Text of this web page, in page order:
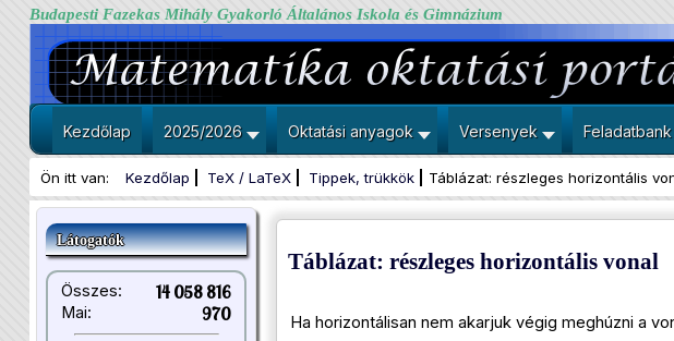
Budapesti Fazekas Mihály Gyakorló Általános Iskola és Gimnázium
Kezdőlap 2025/2026 Oktatási anyagok Versenyek Feladatbank
Ön itt van: Kezdőlap TeX / LaTeX Tippek, trükkök Táblázat: részleges horizontális
Látogatók
Összes: 14 058 816
Mai: 970
Táblázat: részleges horizontális vonal
Ha horizontálisan nem akarjuk végig meghúzni a